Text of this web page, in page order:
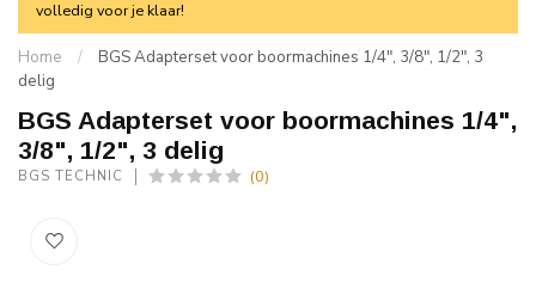
volledig voor je klaar!
Home /
BGS Adapterset voor boormachines 1/4", 3/8", 1/2", 3
delig
BGS Adapterset voor boormachines 1/4",
3/8", 1/2", 3 delig
BGS TECHNIC (0)